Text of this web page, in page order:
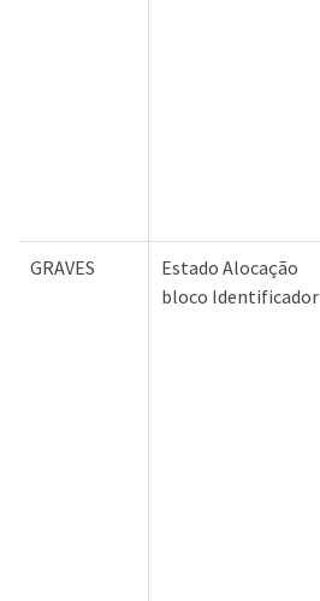
GRAVES
Estado Alocação
bloco Identificador